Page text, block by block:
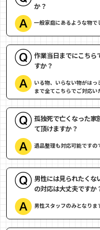
か？
一般家庭にあるような物で
作業当日までにこちら
すか？
いる物、いらない物がは
まで全てこちらでご対応い
孤独死で亡くなった家
て頂けますか？
遺品整理も対応可能ですの
男性には見られたくな
の対応は大丈夫ですか
男性スタッフのみとなりま